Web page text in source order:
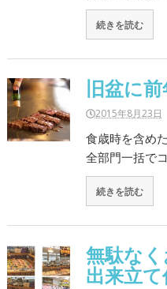
続きを読む
旧盆に
2015年8月23日
食歳時を含め
全部門一括で
続きを読む
無駄な
出来立